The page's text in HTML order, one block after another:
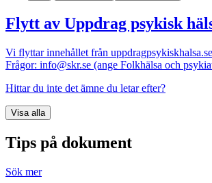
Flytt av Uppdrag psykisk
Vi flyttar innehållet från
Frågor: info@skr.se (ange Folkhälsa och
Hittar du inte det ämne du letar efter?
Visa alla
Tips på dokument
Sök mer